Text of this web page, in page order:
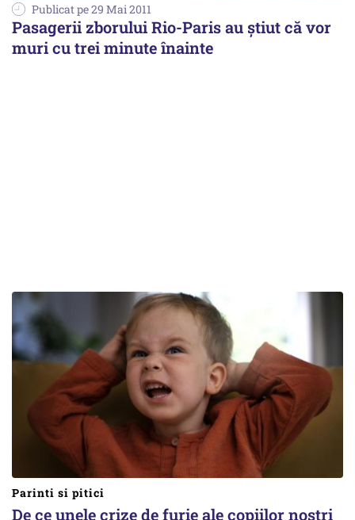
Publicat pe 29 Mai 2011
Pasagerii zborului Rio-Paris au ştiut că vor
muri cu trei minute înainte
Parinti si pitici
De ce unele crize de furie ale copiilor noștri